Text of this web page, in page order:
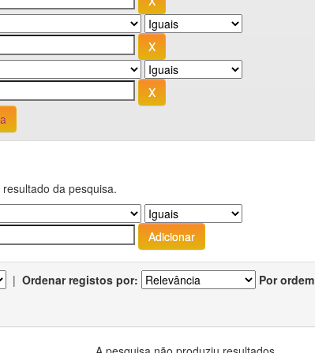
da pesquisa.
| Ordenar registos por: Por ordem